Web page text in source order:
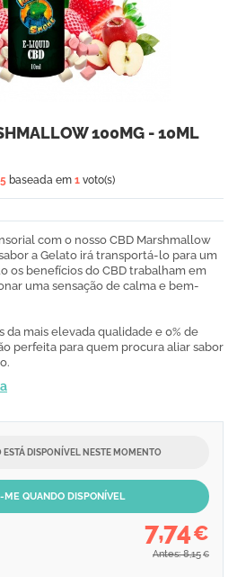
100MG - 10ML
baseada em 1 voto(s)
com o nosso CBD Marshmallow
a Gelato irá transportá-lo para um
os benefícios do CBD trabalham em
uma sensação de calma e bem-
mais elevada qualidade e 0% de
perfeita para quem procura aliar sabor
ESTÁ DISPONÍVEL NESTE MOMENTO
ME QUANDO DISPONÍVEL
7,74€
Antes: 8,15 €